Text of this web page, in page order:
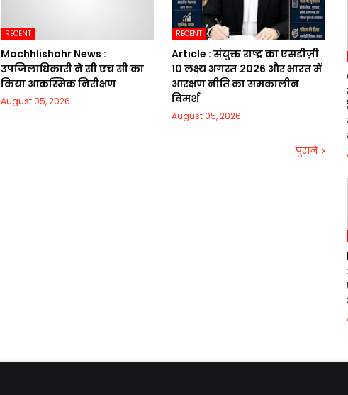
RECENT
Machhlishahr News :
उपजिलाधिकारी ने सी एच सी का
किया आकस्मिक निरीक्षण
August 05, 2026
RECENT
Article : संयुक्त राष्ट्र का एसडीज़ी
10 लक्ष्य अगस्त 2026 और भारत में
आरक्षण नीति का समकालीन
विमर्श
August 05, 2026
पुराने